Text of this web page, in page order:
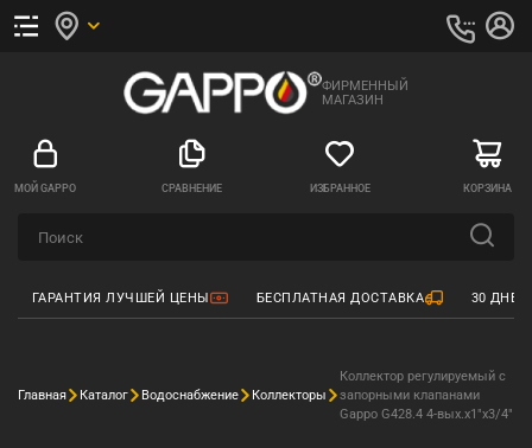
ФИРМЕННЫЙ
МАГАЗИН
МОЙ GAPPO СРАВНЕНИЕ ИЗБРАННОЕ КОРЗИНА
ГАРАНТИЯ ЛУЧШЕЙ ЦЕНЫ БЕСПЛАТНАЯ ДОСТАВКА 30
Главная Каталог Водоснабжение Коллекторы
Коллектор регулируемый с
запорными клапанами
Gappo G428.4 4-вых.x1"x3/4"